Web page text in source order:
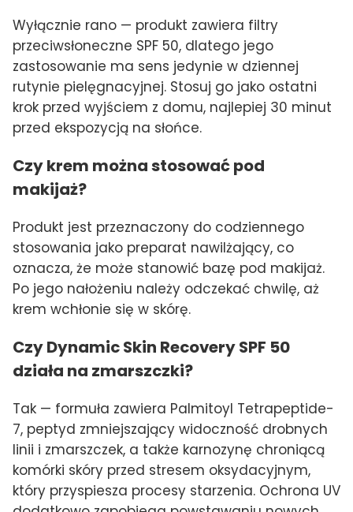
Wyłącznie rano — produkt zawiera filtry
przeciwsłoneczne SPF 50, dlatego jego
zastosowanie ma sens jedynie w dziennej
rutynie pielęgnacyjnej. Stosuj go jako ostatni
krok przed wyjściem z domu, najlepiej 30 minut
przed ekspozycją na słońce.
Czy krem można stosować pod
makijaż?
Produkt jest przeznaczony do codziennego
stosowania jako preparat nawilżający, co
oznacza, że może stanowić bazę pod makijaż.
Po jego nałożeniu należy odczekać chwilę, aż
krem wchłonie się w skórę.
Czy Dynamic Skin Recovery SPF 50
działa na zmarszczki?
Tak — formuła zawiera Palmitoyl Tetrapeptide-
7, peptyd zmniejszający widoczność drobnych
linii i zmarszczek, a także karnozynę chroniącą
komórki skóry przed stresem oksydacyjnym,
który przyspiesza procesy starzenia. Ochrona UV